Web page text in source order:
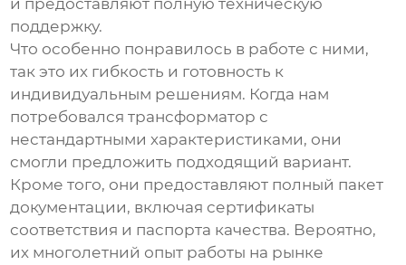
и предоставляют полную техническую
поддержку.
Что особенно понравилось в работе с ними,
так это их гибкость и готовность к
индивидуальным решениям. Когда нам
потребовался трансформатор с
нестандартными характеристиками, они
смогли предложить подходящий вариант.
Кроме того, они предоставляют полный пакет
документации, включая сертификаты
соответствия и паспорта качества. Вероятно,
их многолетний опыт работы на рынке